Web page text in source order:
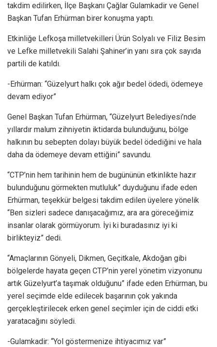
takdim edilirken, İlçe Başkanı Çağlar Gulamkadir ve Genel
Başkan Tufan Erhürman birer konuşma yaptı.
Etkinliğe Lefkoşa milletvekilleri Ürün Solyalı ve Filiz Besim
ve Lefke milletvekili Salahi Şahiner’in yanı sıra çok sayıda
partili de katıldı.
-Erhürman: “Güzelyurt halkı çok ağır bedel ödedi, ödemeye
devam ediyor”
Genel Başkan Tufan Erhürman, “Güzelyurt Belediyesi’nde
yıllardır malum zihniyetin iktidarda bulunduğunu, bölge
halkının bu sebepten dolayı büyük bedel ödediğini ve hala
daha da ödemeye devam ettiğini” savundu.
“CTP’nin hem tarihinin hem de bugününün etkinlikte hazır
bulunduğunu görmekten mutluluk” duyduğunu ifade eden
Erhürman, teşekkür belgesi takdim edilen üyelere yönelik
“Ben sizleri sadece danışacağımız, ara ara göreceğimiz
insanlar olarak görmüyorum. İyi ki buradasınız iyi ki
birlikteyiz” dedi.
“Amaçlarının Gönyeli, Dikmen, Geçitkale, Akdoğan gibi
bölgelerde hayata geçen CTP’nin yerel yönetim vizyonunu
artık Güzelyurt’a taşımak olduğunu” ifade eden Erhürman, bu
yerel seçimde elde edilecek başarının çok yakında
gerçekleştirilecek erken genel seçimler için de ciddi etki
yaratacağını söyledi.
-Gulamkadir: “Yol göstermenize ihtiyacımız var”